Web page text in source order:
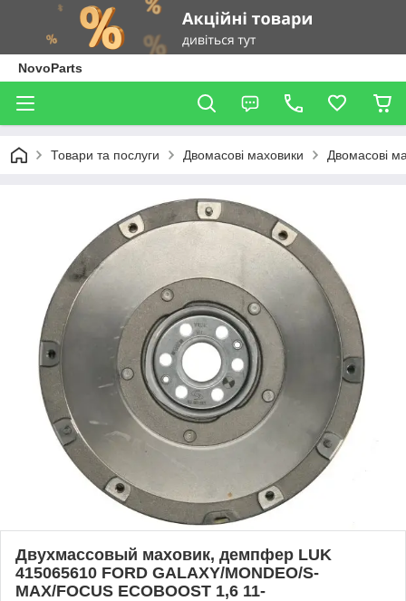
NovoParts
Товари та послуги Двомасові маховики Двомасові
Двухмассовый маховик, демпфер LUK
415065610 FORD GALAXY/MONDEO/S-
MAX/FOCUS ECOBOOST 1,6 11-